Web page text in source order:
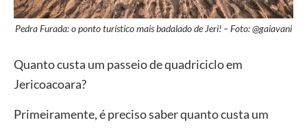
Pedra Furada: o ponto turístico mais badalado de Jeri! – Foto: @gaiavani
Quanto custa um passeio de quadriciclo em
Jericoacoara?
Primeiramente, é preciso saber quanto custa um